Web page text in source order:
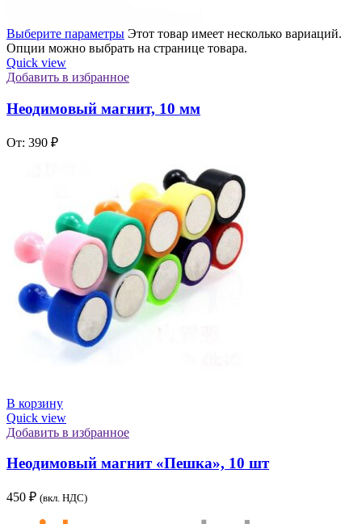
Выберите параметры Этот товар имеет несколько вариаций.
Опции можно выбрать на странице товара.
Quick view
Добавить в избранное
Неодимовый магнит, 10 мм
От: 390 ₽
В корзину
Quick view
Добавить в избранное
Неодимовый магнит «Пешка», 10 шт
450 ₽ (вкл. НДС)